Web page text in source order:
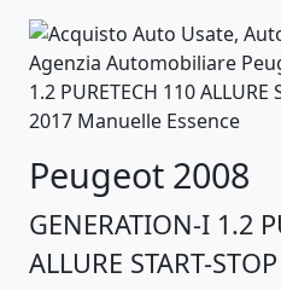
Peugeot 2008
GENERATION-I 1.2
ALLURE START-STOP